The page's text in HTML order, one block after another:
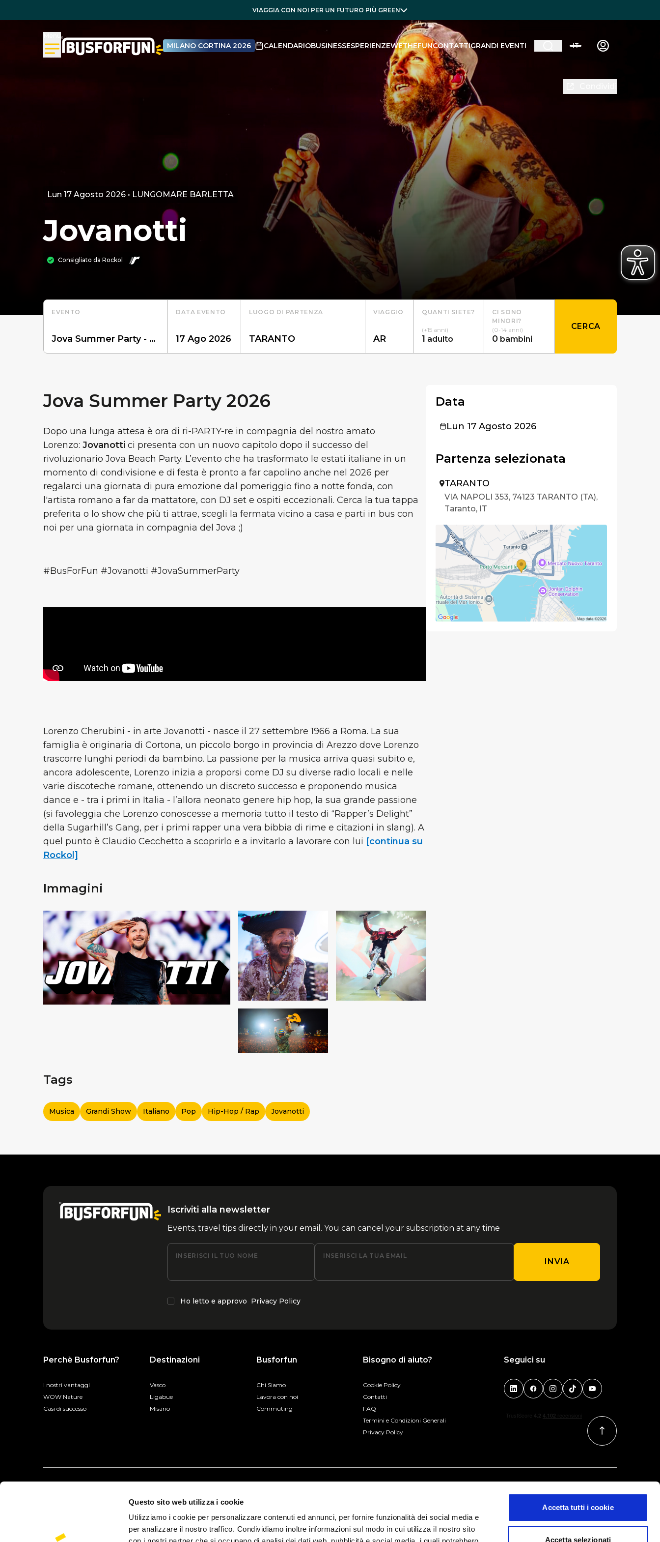
Questo sito web utilizza i cookie
Utilizziamo i cookie per personalizzare contenuti ed annunci, per fornire funzionalità dei social media e
per analizzare il nostro traffico. Condividiamo inoltre informazioni sul modo in cui utilizza il nostro sito
Accetta tutti i cookie
Accetta selezionati
VIAGGIA CON NOI PER UN FUTURO PIÙ GREEN
MILANO CORTINA 2026 CALENDARIOBUSINESSESPERIENZEWETHEFUNCONTATTIGRANDI EVENTI IT
Lun 17 Agosto 2026 • LUNGOMARE BARLETTA
Jovanotti
Consigliato da Rockol
EVENTO DATA EVENTO LUOGO DI PARTENZA VIAGGIO QUANTI SIETE?
(+15 anni)
1 adulto
CI SONO
MINORI?
(0-14 anni)
0 bambini
CERCA
Jova Summer Party 2026
Dopo una lunga attesa è ora di ri-PARTY-re in compagnia del nostro amato
Lorenzo: Jovanotti ci presenta con un nuovo capitolo dopo il successo del
rivoluzionario Jova Beach Party. L’evento che ha trasformato le estati italiane in un
momento di condivisione e di festa è pronto a far capolino anche nel 2026 per
regalarci una giornata di pura emozione dal pomeriggio fino a notte fonda, con
l'artista romano a far da mattatore, con DJ set e ospiti eccezionali. Cerca la tua tappa
preferita o lo show che più ti attrae, scegli la fermata vicino a casa e parti in bus con
noi per una giornata in compagnia del Jova ;)
#BusForFun #Jovanotti #JovaSummerParty
Lorenzo Cherubini - in arte Jovanotti - nasce il 27 settembre 1966 a Roma. La sua
famiglia è originaria di Cortona, un piccolo borgo in provincia di Arezzo dove Lorenzo
trascorre lunghi periodi da bambino. La passione per la musica arriva quasi subito e,
ancora adolescente, Lorenzo inizia a proporsi come DJ su diverse radio locali e nelle
varie discoteche romane, ottenendo un discreto successo e proponendo musica
dance e - tra i primi in Italia - l’allora neonato genere hip hop, la sua grande passione
(si favoleggia che Lorenzo conoscesse a memoria tutto il testo di “Rapper’s Delight”
della Sugarhill’s Gang, per i primi rapper una vera bibbia di rime e citazioni in slang). A
quel punto è Claudio Cecchetto a scoprirlo e a invitarlo a lavorare con lui [continua su
Rockol]
Immagini
Tags
Musica Grandi Show Italiano Pop Hip-Hop / Rap Jovanotti
Data
Lun 17 Agosto 2026
Partenza selezionata
TARANTO
VIA NAPOLI 353, 74123 TARANTO (TA),
Taranto, IT
Iscriviti alla newsletter
Events, travel tips directly in your email. You can cancel your subscription at any time
INSERISCI IL TUO NOME INSERISCI LA TUA EMAIL
INVIA
Ho letto e approvo Privacy Policy
Perchè Busforfun?
I nostri vantaggi
WOW Nature
Casi di successo
Destinazioni
Vasco
Ligabue
Misano
Busforfun
Chi Siamo
Lavora con noi
Commuting
Bisogno di aiuto?
Cookie Policy
Contatti
FAQ
Termini e Condizioni Generali
Privacy Policy
Seguici su